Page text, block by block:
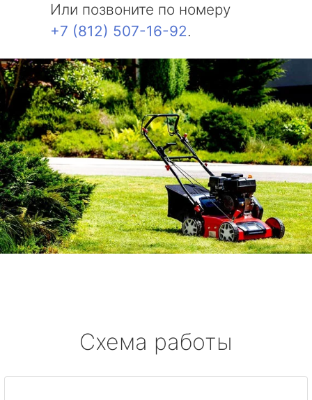
Или позвоните по номеру
+7 (812) 507-16-92.
Схема работы